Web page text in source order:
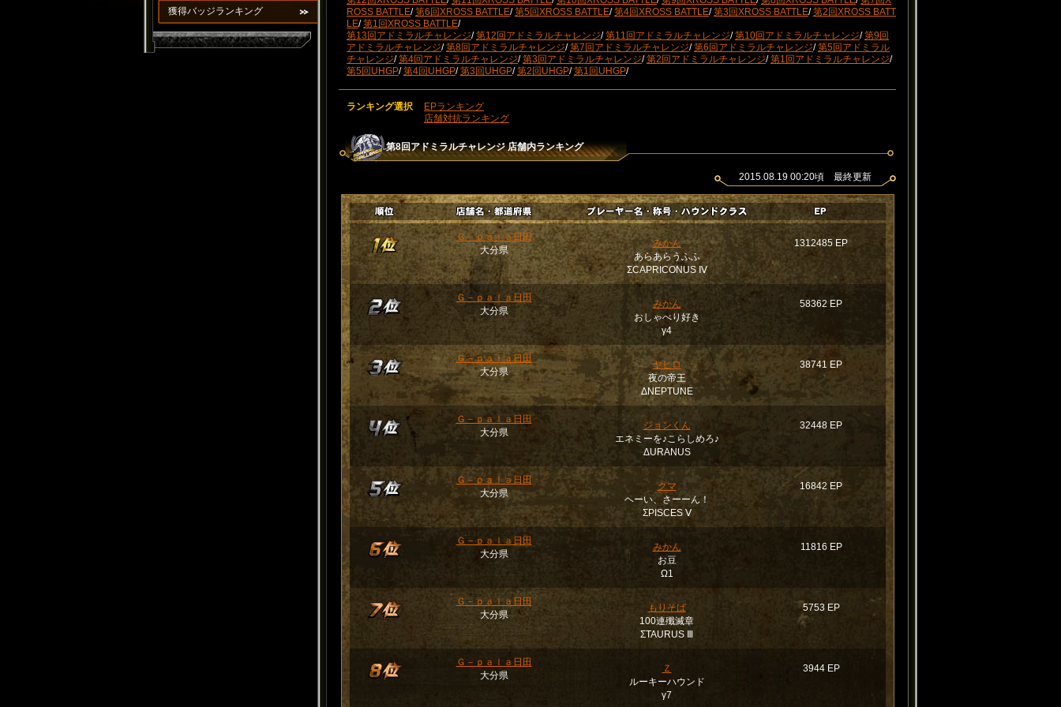
獲得バッジランキング
ROSS BATTLE/第6回XROSS BATTLE/第5回XROSS BATTLE/第4回XROSS BATTLE/第3回XROSS BATTLE/第2回XROSS BATT
LE/第1回XROSS BATTLE/
第13回アドミラルチャレンジ/第12回アドミラルチャレンジ/第11回アドミラルチャレンジ/第10回アドミラルチャレンジ/第9回
アドミラルチャレンジ/第8回アドミラルチャレンジ/第7回アドミラルチャレンジ/第6回アドミラルチャレンジ/第5回アドミラル
チャレンジ/第4回アドミラルチャレンジ/第3回アドミラルチャレンジ/第2回アドミラルチャレンジ/第1回アドミラルチャレンジ/
第5回UHGP/第4回UHGP/第3回UHGP/第2回UHGP/第1回UHGP/
ランキング選択
EPランキング
店舗対抗ランキング
第8回アドミラルチャレンジ店舗内ランキング
2015.08.19 00:20頃 最終更新
Ｇ－ｐａｌａ日田
大分県
みかん
あらあらうふふ
ΣCAPRICONUS Ⅳ
1312485 EP
Ｇ－ｐａｌａ日田
大分県
みかん
おしゃべり好き
γ4
58362 EP
Ｇ－ｐａｌａ日田
大分県
ヤヒロ
夜の帝王
ΔNEPTUNE
38741 EP
Ｇ－ｐａｌａ日田
大分県
ジョンくん
エネミーを♪こらしめろ♪
ΔURANUS
32448 EP
Ｇ－ｐａｌａ日田
大分県
クマ
ヘーい、さーーん！
ΣPISCES Ⅴ
16842 EP
Ｇ－ｐａｌａ日田
大分県
みかん
お豆
Ω1
11816 EP
Ｇ－ｐａｌａ日田
大分県
もりそば
100連殲滅章
ΣTAURUS Ⅲ
5753 EP
Ｇ－ｐａｌａ日田
大分県
Ｚ
ルーキーハウンド
γ7
3944 EP